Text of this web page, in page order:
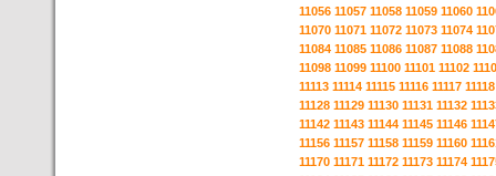
11056 11057 11058 11059 11060
11070 11071 11072 11073 11074
11084 11085 11086 11087 11088
11098 11099 11100 11101 11102
11113 11114 11115 11116 11117 11118
11128 11129 11130 11131 11132
11142 11143 11144 11145 11146
11156 11157 11158 11159 11160
11170 11171 11172 11173 11174